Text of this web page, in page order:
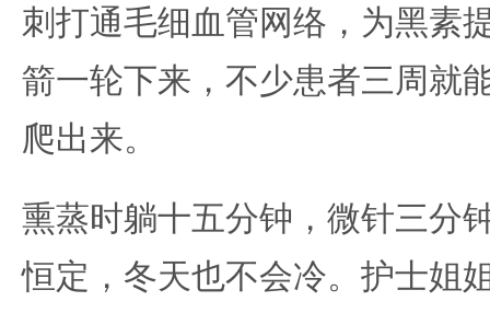
刺打通毛细血管网络，为黑素
箭一轮下来，不少患者三周就
爬出来。
熏蒸时躺十五分钟，微针三分
恒定，冬天也不会冷。护士姐